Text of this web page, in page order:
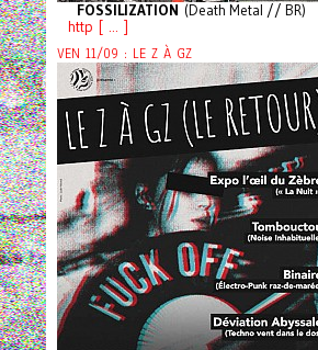
FOSSILIZATION (Death Metal // BR)
http [ ... ]
VEN 11/09 : LE Z À GZ